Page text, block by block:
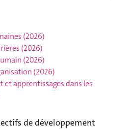
(2026)
(2026)
(2026)
(2026)
et apprentissages dans les
de développement